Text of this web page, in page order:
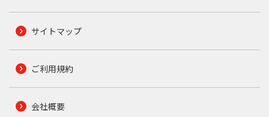
サイトマップ
ご利用規約
会社概要